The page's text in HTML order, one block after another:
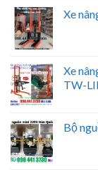
Xe
Xe
TW-
Bộ